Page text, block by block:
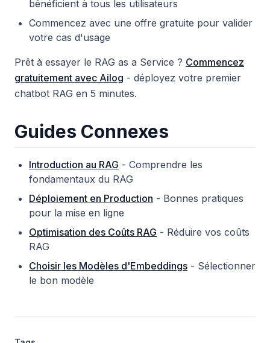
bénéficient à tous les utilisateurs
Commencez avec une offre gratuite pour valider
votre cas d'usage
Prêt à essayer le RAG as a Service ? Commencez
gratuitement avec Ailog - déployez votre premier
chatbot RAG en 5 minutes.
Guides Connexes
Introduction au RAG - Comprendre les
fondamentaux du RAG
Déploiement en Production - Bonnes pratiques
pour la mise en ligne
Optimisation des Coûts RAG - Réduire vos coûts
RAG
Choisir les Modèles d'Embeddings - Sélectionner
le bon modèle